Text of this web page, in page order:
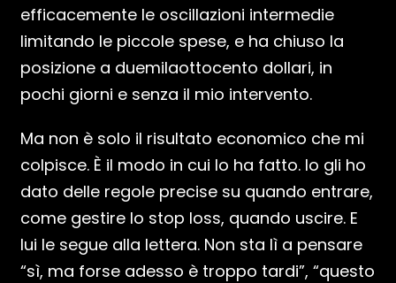
efficacemente le oscillazioni intermedie
limitando le piccole spese, e ha chiuso la
posizione a duemilaottocento dollari, in
pochi giorni e senza il mio intervento.
Ma non è solo il risultato economico che mi
colpisce. È il modo in cui lo ha fatto. Io gli ho
dato delle regole precise su quando entrare,
come gestire lo stop loss, quando uscire. E
lui le segue alla lettera. Non sta lì a pensare
“sì, ma forse adesso è troppo tardi”, “questo